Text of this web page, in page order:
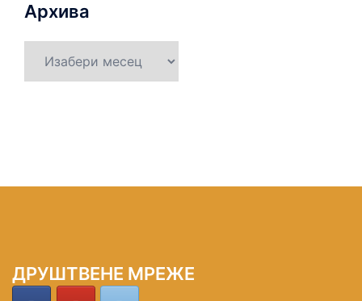
Архива
ДРУШТВЕНЕ МРЕЖЕ